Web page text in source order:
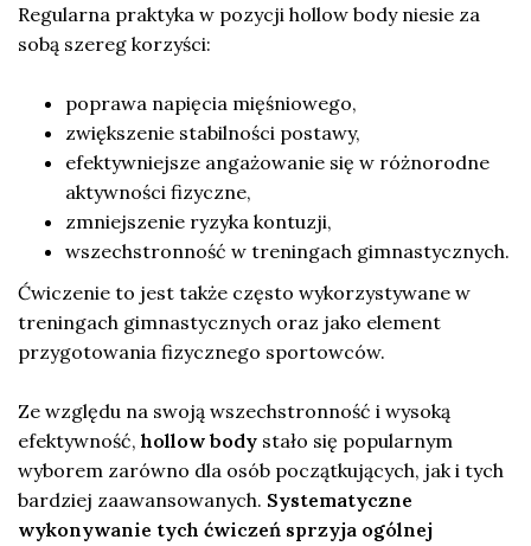
Regularna praktyka w pozycji hollow body niesie za
sobą szereg korzyści:
poprawa napięcia mięśniowego,
zwiększenie stabilności postawy,
efektywniejsze angażowanie się w różnorodne
aktywności fizyczne,
zmniejszenie ryzyka kontuzji,
wszechstronność w treningach gimnastycznych.
Ćwiczenie to jest także często wykorzystywane w
treningach gimnastycznych oraz jako element
przygotowania fizycznego sportowców.
Ze względu na swoją wszechstronność i wysoką
efektywność, hollow body stało się popularnym
wyborem zarówno dla osób początkujących, jak i tych
bardziej zaawansowanych. Systematyczne
wykonywanie tych ćwiczeń sprzyja ogólnej